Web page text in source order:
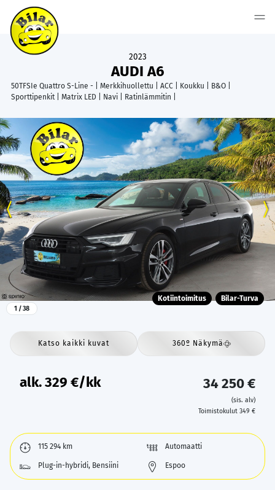
AUDI A6
2023
50TFSIe Quattro S-Line - | Merkkihuollettu | ACC | Koukku | B&O |
Sporttipenkit | Matrix LED | Navi | Ratinlämmitin |
1 / 38
Kotiintoimitus Bilar-Turva
Katso kaikki kuvat 360º Näkymä
alk.329 €/kk 34 250 €
(sis. alv)
Toimistokulut 349 €
115 294 km Automaatti
Plug-in-hybridi, Bensiini Espoo